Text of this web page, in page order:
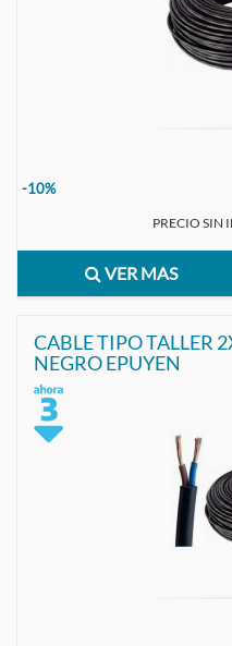
-10%
PRECIO SIN
VER MAS
CABLE TIPO TALLER
NEGRO EPUYEN